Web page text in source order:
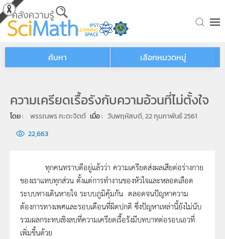
Skip to main content
ค้นหา เลือกหมวดหมู่
ความเครียดเรื้อรังกับความอ้วนที่ไม่ตั้งใจ
โดย : พรรณพร กะตะจิตต์ เมื่อ : วันพฤหัสบดี, 22 กุมภาพันธ์ 2561
22,663
ทุกคนทราบดีอยู่แล้วว่า ความเครียดส่งผลเสียต่อร่างกาย
ของเราแทบทุกส่วน ตั้งแต่การทำงานของหัวใจและหลอดเลือด
ระบบทางเดินหายใจ ระบบภูมิคุ้มกัน ตลอดจนปัญหาความ
ต้องการทางเพศและรอบเดือนที่ผิดปกติ ซึ่งปัญหาเหล่านี้ยังไม่นับ
รวมผลกระทบเชิงลบที่ความเครียดเรื้อรังมีบทบาทต่อรอบเอวที่
เพิ่มขึ้นด้วย